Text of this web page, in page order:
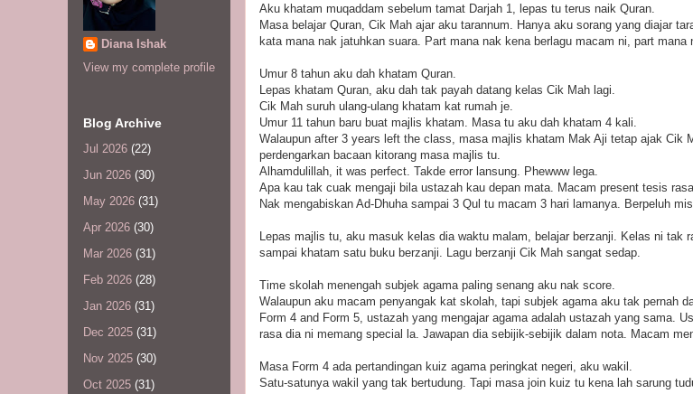
Aku khatam muqaddam sebelum tamat Darjah 1, lepas tu terus naik Quran.
Masa belajar Quran, Cik Mah ajar aku tarannum. Hanya aku sorang yang diajar
kata mana nak jatuhkan suara. Part mana nak kena berlagu macam ni, part mana
Umur 8 tahun aku dah khatam Quran.
Lepas khatam Quran, aku dah tak payah datang kelas Cik Mah lagi.
Cik Mah suruh ulang-ulang khatam kat rumah je.
Umur 11 tahun baru buat majlis khatam. Masa tu aku dah khatam 4 kali.
Walaupun after 3 years left the class, masa majlis khatam Mak Aji tetap ajak Cik
perdengarkan bacaan kitorang masa majlis tu.
Alhamdulillah, it was perfect. Takde error lansung. Phewww lega.
Apa kau tak cuak mengaji bila ustazah kau depan mata. Macam present tesis
Nak mengabiskan Ad-Dhuha sampai 3 Qul tu macam 3 hari lamanya. Berpeluh
Lepas majlis tu, aku masuk kelas dia waktu malam, belajar berzanji. Kelas ni tak
sampai khatam satu buku berzanji. Lagu berzanji Cik Mah sangat sedap.
Time skolah menengah subjek agama paling senang aku nak score.
Walaupun aku macam penyangak kat skolah, tapi subjek agama aku tak pernah
Form 4 and Form 5, ustazah yang mengajar agama adalah ustazah yang sama.
rasa dia ni memang special la. Jawapan dia sebijik-sebijik dalam nota. Macam
Masa Form 4 ada pertandingan kuiz agama peringkat negeri, aku wakil.
Satu-satunya wakil yang tak bertudung. Tapi masa join kuiz tu kena lah sarung
Diana Ishak
View my complete profile
Blog Archive
Jul 2026 (22)
Jun 2026 (30)
May 2026 (31)
Apr 2026 (30)
Mar 2026 (31)
Feb 2026 (28)
Jan 2026 (31)
Dec 2025 (31)
Nov 2025 (30)
Oct 2025 (31)